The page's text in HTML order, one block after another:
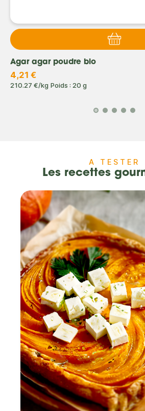
Agar agar poudre bio
4,21 €
210.27 €/kg Poids : 20 g
A TESTER
Les recettes